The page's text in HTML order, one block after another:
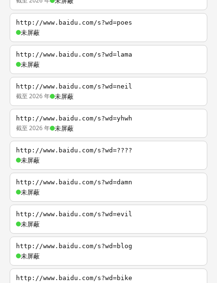
http://www.baidu.com/s?wd=poes
未屏蔽
http://www.baidu.com/s?wd=lama
未屏蔽
http://www.baidu.com/s?wd=neil
截至 2026 年 未屏蔽
http://www.baidu.com/s?wd=yhwh
截至 2026 年 未屏蔽
http://www.baidu.com/s?wd=????
未屏蔽
http://www.baidu.com/s?wd=damn
未屏蔽
http://www.baidu.com/s?wd=evil
未屏蔽
http://www.baidu.com/s?wd=blog
未屏蔽
http://www.baidu.com/s?wd=bike